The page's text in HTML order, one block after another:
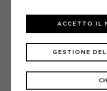
GESTIONE
ACCETTO IL